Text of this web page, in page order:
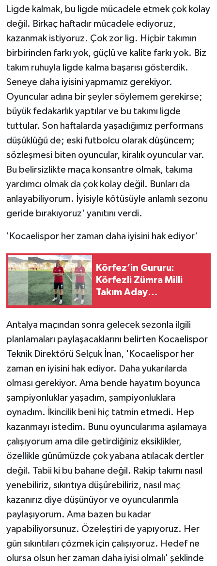
Ligde kalmak, bu ligde mücadele etmek çok kolay
değil. Birkaç haftadır mücadele ediyoruz,
kazanmak istiyoruz. Çok zor lig. Hiçbir takımın
birbirinden farkı yok, güçlü ve kalite farkı yok. Biz
takım ruhuyla ligde kalma başarısı gösterdik.
Seneye daha iyisini yapmamız gerekiyor.
Oyuncular adına bir şeyler söylemem gerekirse;
büyük fedakarlık yaptılar ve bu takımı ligde
tuttular. Son haftalarda yaşadığımız performans
düşüklüğü de; eski futbolcu olarak düşüncem;
sözleşmesi biten oyuncular, kiralık oyuncular var.
Bu belirsizlikte maça konsantre olmak, takıma
yardımcı olmak da çok kolay değil. Bunları da
anlayabiliyorum. İyisiyle kötüsüyle anlamlı sezonu
geride bırakıyoruz' yanıtını verdi.
'Kocaelispor her zaman daha iyisini hak ediyor'
Körfez’in Gururu:
Körfezli Zümra Milli
Takım Aday
Antalya maçından sonra gelecek sezonla ilgili
planlamaları paylaşacaklarını belirten Kocaelispor
Teknik Direktörü Selçuk İnan, 'Kocaelispor her
zaman en iyisini hak ediyor. Daha yukarılarda
olması gerekiyor. Ama bende hayatım boyunca
şampiyonluklar yaşadım, şampiyonluklara
oynadım. İkincilik beni hiç tatmin etmedi. Hep
kazanmayı istedim. Bunu oyuncularıma aşılamaya
çalışıyorum ama dile getirdiğiniz eksiklikler,
özellikle günümüzde çok yabana atılacak dertler
değil. Tabii ki bu bahane değil. Rakip takımı nasıl
yenebiliriz, sıkıntıya düşürebiliriz, nasıl maç
kazanırız diye düşünüyor ve oyuncularımla
paylaşıyorum. Ama bazen bu kadar
yapabiliyorsunuz. Özeleştiri de yapıyoruz. Her
gün sıkıntıları çözmek için çalışıyoruz. Hedef ne
olursa olsun her zaman daha iyisi olmalı' şeklinde